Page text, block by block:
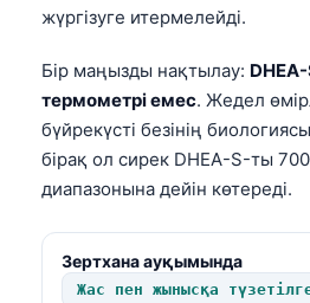
жүргізуге итермелейді.
Бір маңызды нақтылау:
термометрі емес. Жедел
бүйрекүсті безінің
бірақ ол сирек DHEA-S-ты
диапазонына дейін көтереді.
Зертхана ауқымында
Жас пен жынысқа